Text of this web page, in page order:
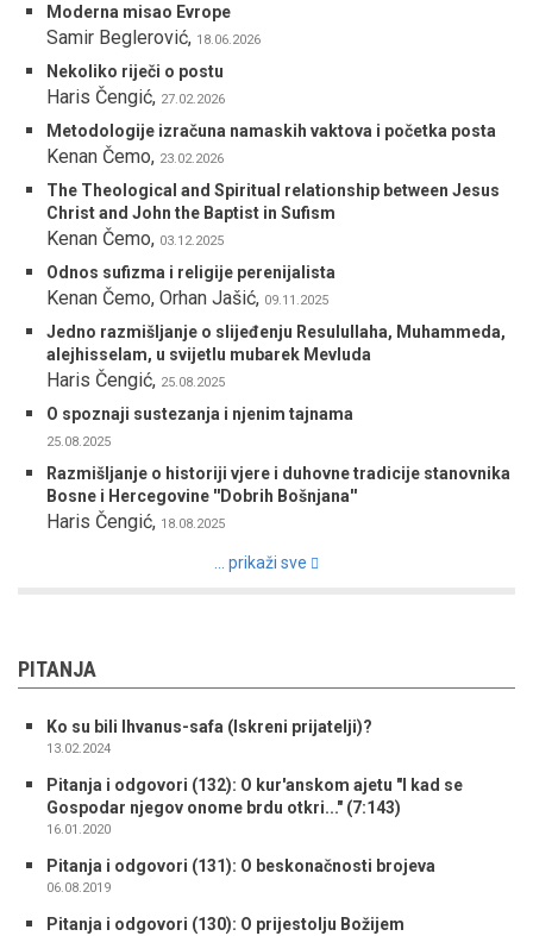
Moderna misao Evrope
Samir Beglerović, 18.06.2026
Nekoliko riječi o postu
Haris Čengić, 27.02.2026
Metodologije izračuna namaskih vaktova i početka posta
Kenan Čemo, 23.02.2026
The Theological and Spiritual relationship between Jesus
Christ and John the Baptist in Sufism
Kenan Čemo, 03.12.2025
Odnos sufizma i religije perenijalista
Kenan Čemo, Orhan Jašić, 09.11.2025
Jedno razmišljanje o slijeđenju Resulullaha, Muhammeda,
alejhisselam, u svijetlu mubarek Mevluda
Haris Čengić, 25.08.2025
O spoznaji sustezanja i njenim tajnama
25.08.2025
Razmišljanje o historiji vjere i duhovne tradicije stanovnika
Bosne i Hercegovine ''Dobrih Bošnjana''
Haris Čengić, 18.08.2025
... prikaži sve
PITANJA
Ko su bili Ihvanus-safa (Iskreni prijatelji)?
13.02.2024
Pitanja i odgovori (132): O kur'anskom ajetu "I kad se
Gospodar njegov onome brdu otkri..." (7:143)
16.01.2020
Pitanja i odgovori (131): O beskonačnosti brojeva
06.08.2019
Pitanja i odgovori (130): O prijestolju Božijem